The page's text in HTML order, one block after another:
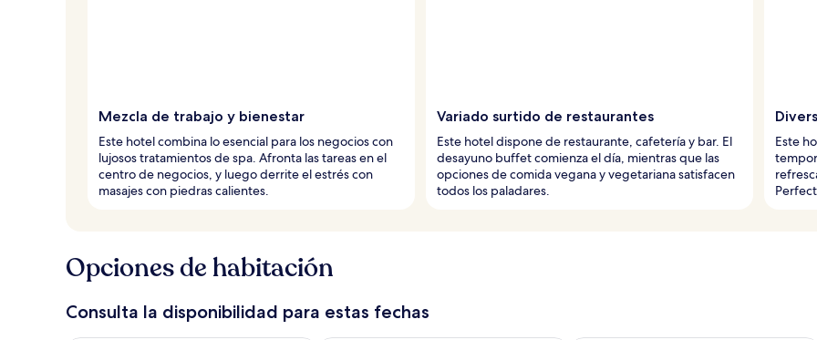
Mezcla de trabajo y bienestar
Este hotel combina lo esencial para los negocios con
lujosos tratamientos de spa. Afronta las tareas en el
centro de negocios, y luego derrite el estrés con
masajes con piedras calientes.
Variado surtido de restaurantes
Este hotel dispone de restaurante, cafetería y bar. El
desayuno buffet comienza el día, mientras que las
opciones de comida vegana y vegetariana satisfacen
todos los paladares.
Este
Opciones de habitación
Consulta la disponibilidad para estas fechas